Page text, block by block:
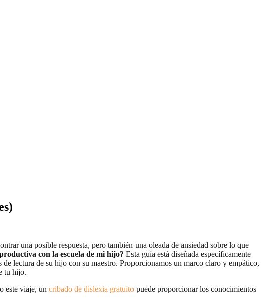
una posible respuesta, pero también una oleada de ansiedad sobre lo que
con la escuela de mi hijo? Esta guía está diseñada específicamente
lectura de su hijo con su maestro. Proporcionamos un marco claro y empático,
tu hijo.
este viaje, un cribado de dislexia gratuito puede proporcionar los conocimientos